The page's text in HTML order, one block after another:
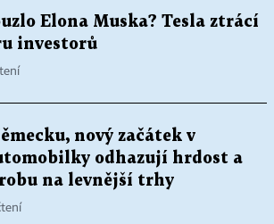
Elona Muska? Tesla ztrácí
investorů
nový začátek v
odhazují hrdost a
na levnější trhy